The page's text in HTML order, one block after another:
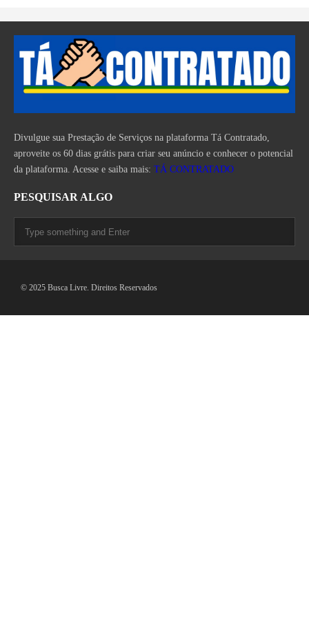
Divulgue sua Prestação de Serviços na plataforma Tá Contratado,
aproveite os 60 dias grátis para criar seu anúncio e conhecer o potencial
da plataforma. Acesse e saiba mais: TÁ CONTRATADO
PESQUISAR ALGO
© 2025 Busca Livre. Direitos Reservados